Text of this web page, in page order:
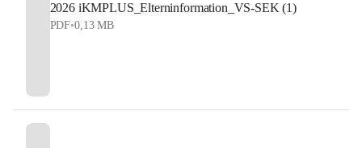
2026 iKMPLUS_Elterninformation_VS-SEK (1)
PDF•0,13 MB